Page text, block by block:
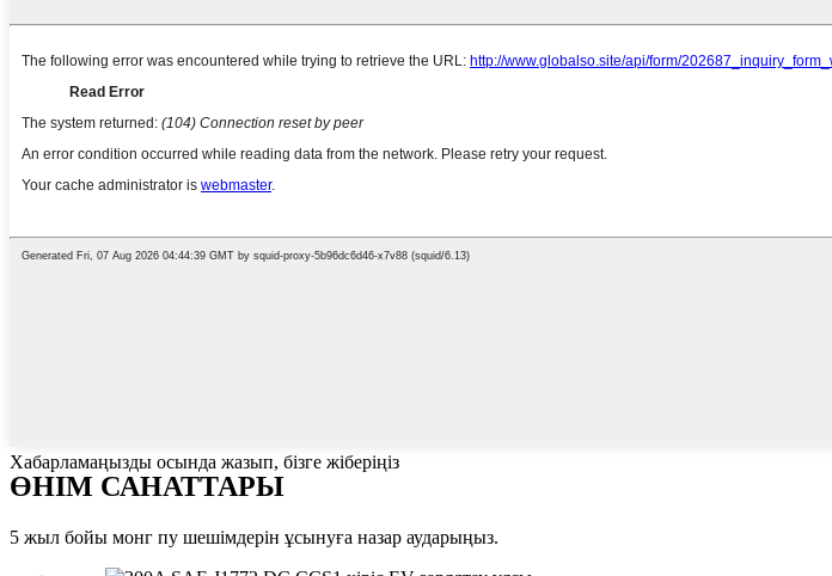
Хабарламаңызды осында жазып, бізге жіберіңіз
ӨНІМ САНАТТАРЫ
5 жыл бойы монг пу шешімдерін ұсынуға назар аударыңыз.